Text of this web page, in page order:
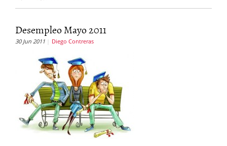
Desempleo Mayo 2011
30 Jun 2011 Diego Contreras